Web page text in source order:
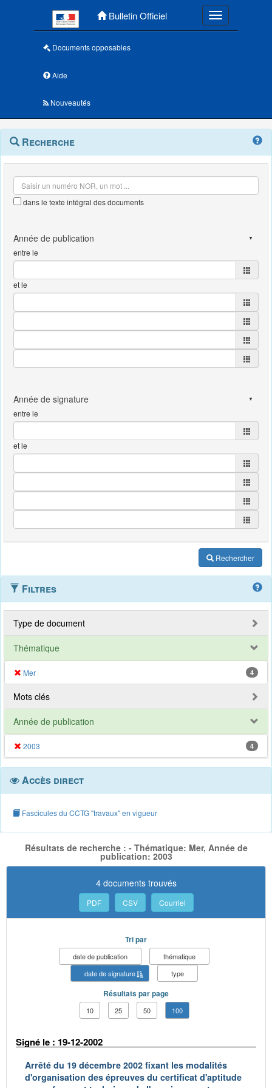
Bulletin Officiel Toggle
Documents opposables
Aide
Nouveautés
Navigation
outils
Menu
contextuel
Recherche
dans le texte intégral des documents
entre le
et le
entre le
et le
Rechercher
Filtres
Type de document
Thématique
Mer 4
Mots clés
Année de publication
2003 4
Accès direct
Fascicules du CCTG "travaux" en vigueur
Résultats de recherche : - Thématique: Mer, Année de
publication: 2003
4 documents trouvés
PDF CSV Courriel
Tri par
date de publication
thématique
date de signature
type
Résultats par page
10 25 50 100
Signé le : 19-12-2002
Arrêté du 19 décembre 2002 fixant les modalités
d'organisation des épreuves du certificat d'aptitude